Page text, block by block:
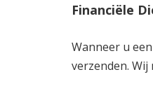
Financiële
Wanneer u
verzenden. Wij